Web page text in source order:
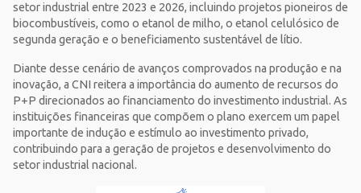
setor industrial entre 2023 e 2026, incluindo projetos pioneiros de
biocombustíveis, como o etanol de milho, o etanol celulósico de
segunda geração e o beneficiamento sustentável de lítio.
Diante desse cenário de avanços comprovados na produção e na
inovação, a CNI reitera a importância do aumento de recursos do
P+P direcionados ao financiamento do investimento industrial. As
instituições financeiras que compõem o plano exercem um papel
importante de indução e estímulo ao investimento privado,
contribuindo para a geração de projetos e desenvolvimento do
setor industrial nacional.